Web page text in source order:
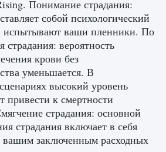
1 164 0 0
Понимание страдания:
собой психологический
испытывают ваши пленники. По
страдания: вероятность
крови без
уменьшается. В
высокий уровень
привести к смертности
страдания: основной
страдания включает в себя
вашим заключенным расходных